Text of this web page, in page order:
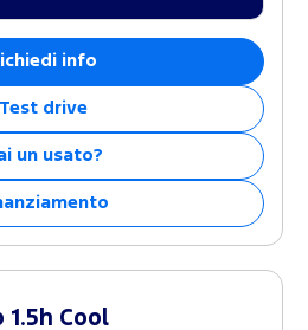
info
Test drive
un usato?
1.5h Cool